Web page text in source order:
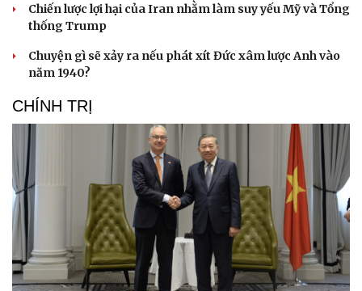
Chiến lược lợi hại của Iran nhằm làm suy yếu Mỹ và Tổng
thống Trump
Chuyện gì sẽ xảy ra nếu phát xít Đức xâm lược Anh vào
năm 1940?
CHÍNH TRỊ